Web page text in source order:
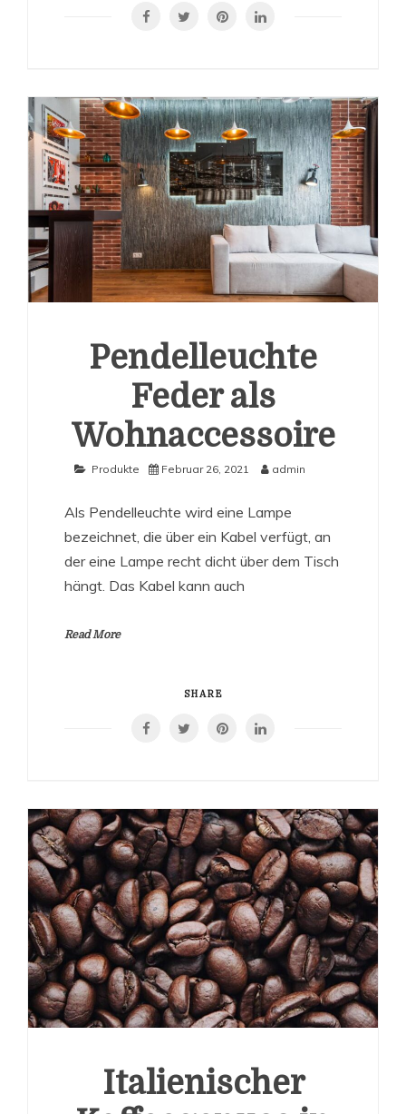
Pendelleuchte
Feder als
Wohnaccessoire
Produkte Februar 26, 2021 admin
Als Pendelleuchte wird eine Lampe
bezeichnet, die über ein Kabel verfügt, an
der eine Lampe recht dicht über dem Tisch
hängt. Das Kabel kann auch
Read More
SHARE
Italienischer